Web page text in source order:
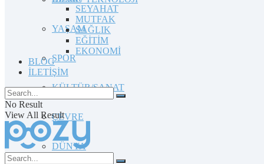
YAŞAM
SPOR
KÜLTÜR/SANAT
ÇEVRE
DÜNYA
SEYAHAT
MUTFAK
SAĞLIK
EĞİTİM
EKONOMİ
BLOG
İLETİŞİM
No Result
View All Result